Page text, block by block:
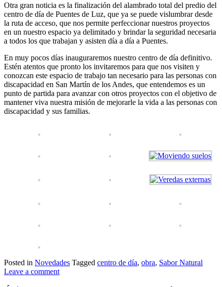
Otra gran noticia es la finalización del alambrado total del predio del
centro de día de Puentes de Luz, que ya se puede vislumbrar desde
la ruta de acceso, que nos permite perfeccionar nuestros proyectos
en un nuestro espacio ya delimitado y brindar la seguridad necesaria
a todos los que trabajan y asisten día a día a Puentes.
En muy pocos días inauguraremos nuestro centro de día definitivo.
Estén atentos que pronto los invitaremos para que nos visiten y
conozcan este espacio de trabajo tan necesario para las personas con
discapacidad en San Martín de los Andes, que entendemos es un
punto de partida para avanzar con otros proyectos con el objetivo de
mantener viva nuestra misión de mejorarle la vida a las personas con
discapacidad y sus familias.
Posted in Novedades Tagged centro de día, obra, Sabor Natural
Leave a comment